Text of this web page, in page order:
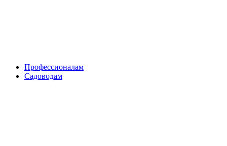
Профессионалам
Садоводам